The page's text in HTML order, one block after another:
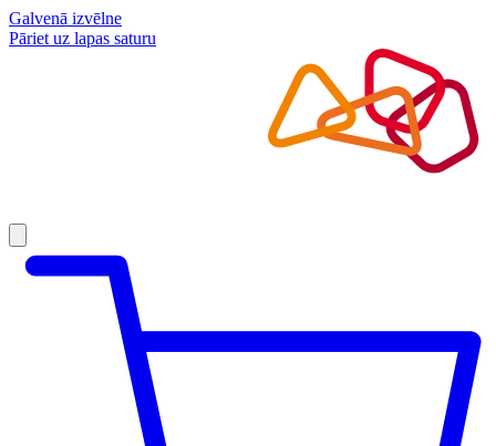
Galvenā izvēlne
Pāriet uz lapas saturu